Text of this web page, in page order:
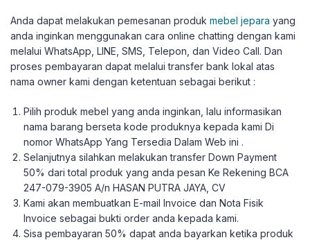
Anda dapat melakukan pemesanan produk mebel jepara yang
anda inginkan menggunakan cara online chatting dengan kami
melalui WhatsApp, LINE, SMS, Telepon, dan Video Call. Dan
proses pembayaran dapat melalui transfer bank lokal atas
nama owner kami dengan ketentuan sebagai berikut :
Pilih produk mebel yang anda inginkan, lalu informasikan
nama barang berseta kode produknya kepada kami Di
nomor WhatsApp Yang Tersedia Dalam Web ini .
Selanjutnya silahkan melakukan transfer Down Payment
50% dari total produk yang anda pesan Ke Rekening BCA
247-079-3905 A/n HASAN PUTRA JAYA, CV
Kami akan membuatkan E-mail Invoice dan Nota Fisik
Invoice sebagai bukti order anda kepada kami.
Sisa pembayaran 50% dapat anda bayarkan ketika produk